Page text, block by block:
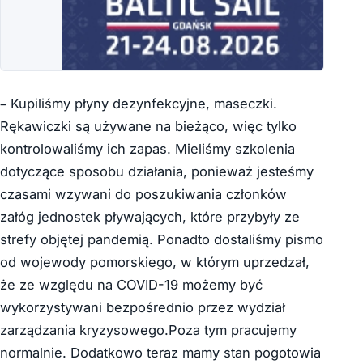
– Kupiliśmy płyny dezynfekcyjne, maseczki.
Rękawiczki są używane na bieżąco, więc tylko
kontrolowaliśmy ich zapas. Mieliśmy szkolenia
dotyczące sposobu działania, ponieważ jesteśmy
czasami wzywani do poszukiwania członków
załóg jednostek pływających, które przybyły ze
strefy objętej pandemią. Ponadto dostaliśmy pismo
od wojewody pomorskiego, w którym uprzedzał,
że ze względu na COVID-19 możemy być
wykorzystywani bezpośrednio przez wydział
zarządzania kryzysowego.Poza tym pracujemy
normalnie. Dodatkowo teraz mamy stan pogotowia